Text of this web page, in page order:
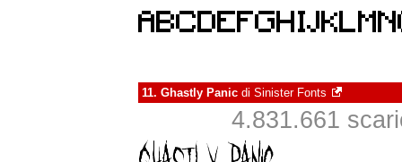
11. Ghastly Panic di Sinister Fonts
4.831.661